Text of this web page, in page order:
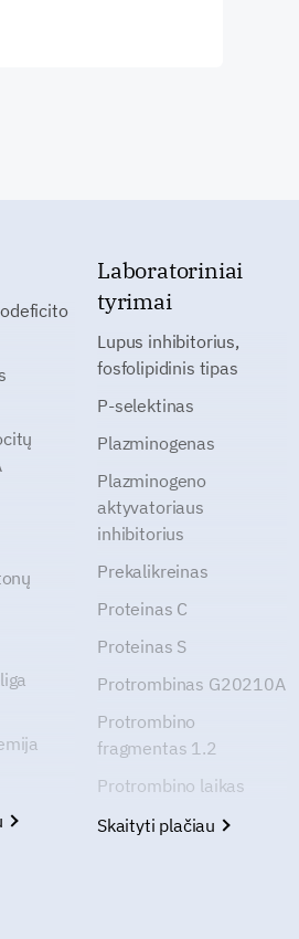
Laboratoriniai
tyrimai
Lupus inhibitorius,
fosfolipidinis tipas
P-selektinas
Plazminogenas
Plazminogeno
aktyvatoriaus
inhibitorius
Prekalikreinas
Proteinas C
Proteinas S
Protrombinas G20210A
Protrombino
fragmentas 1.2
Protrombino laikas
Skaityti plačiau